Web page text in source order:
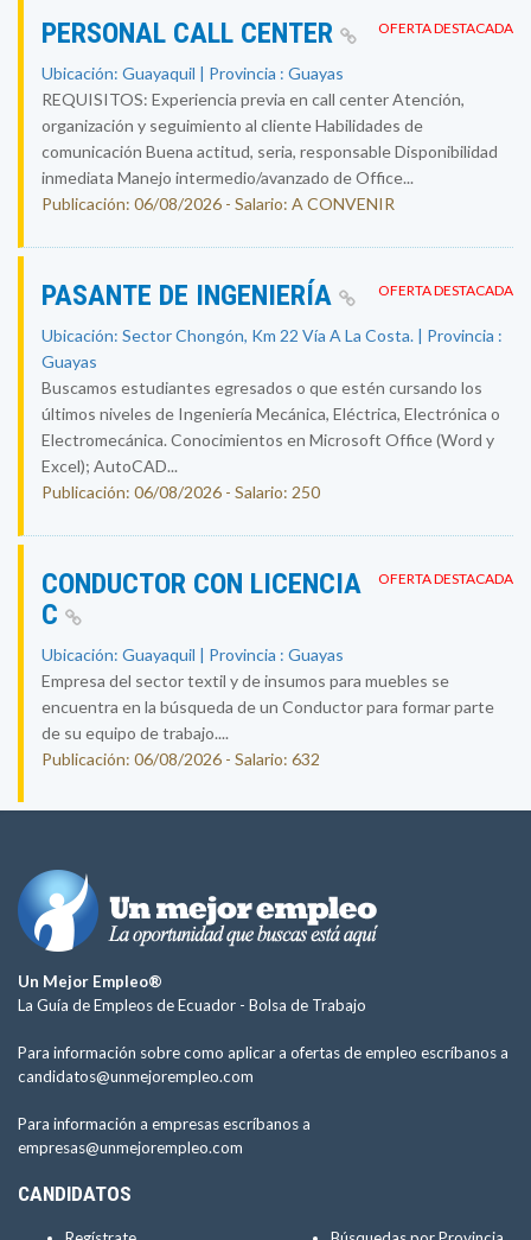
OFERTA DESTACADA
PERSONAL CALL CENTER
Ubicación: Guayaquil | Provincia : Guayas
REQUISITOS: Experiencia previa en call center Atención,
organización y seguimiento al cliente Habilidades de
comunicación Buena actitud, seria, responsable Disponibilidad
inmediata Manejo intermedio/avanzado de Office...
Publicación: 06/08/2026 - Salario: A CONVENIR
OFERTA DESTACADA
PASANTE DE INGENIERÍA
Ubicación: Sector Chongón, Km 22 Vía A La Costa. | Provincia :
Guayas
Buscamos estudiantes egresados o que estén cursando los
últimos niveles de Ingeniería Mecánica, Eléctrica, Electrónica o
Electromecánica. Conocimientos en Microsoft Office (Word y
Excel); AutoCAD...
Publicación: 06/08/2026 - Salario: 250
OFERTA DESTACADA
CONDUCTOR CON LICENCIA
C
Ubicación: Guayaquil | Provincia : Guayas
Empresa del sector textil y de insumos para muebles se
encuentra en la búsqueda de un Conductor para formar parte
de su equipo de trabajo....
Publicación: 06/08/2026 - Salario: 632
Un Mejor Empleo®
La Guía de Empleos de Ecuador - Bolsa de Trabajo
Para información sobre como aplicar a ofertas de empleo escríbanos a
candidatos@unmejorempleo.com
Para información a empresas escríbanos a
empresas@unmejorempleo.com
CANDIDATOS